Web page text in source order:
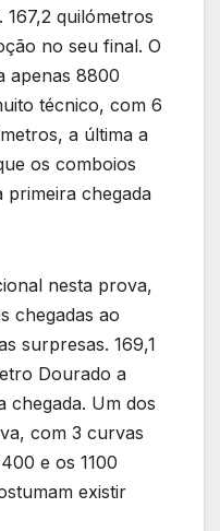
quilómetros
no seu final. O
apenas 8800
técnico, com 6
a última a
os comboios
primeira chegada
nesta prova,
chegadas ao
surpresas. 169,1
Dourado a
chegada. Um dos
com 3 curvas
e os 1100
existir